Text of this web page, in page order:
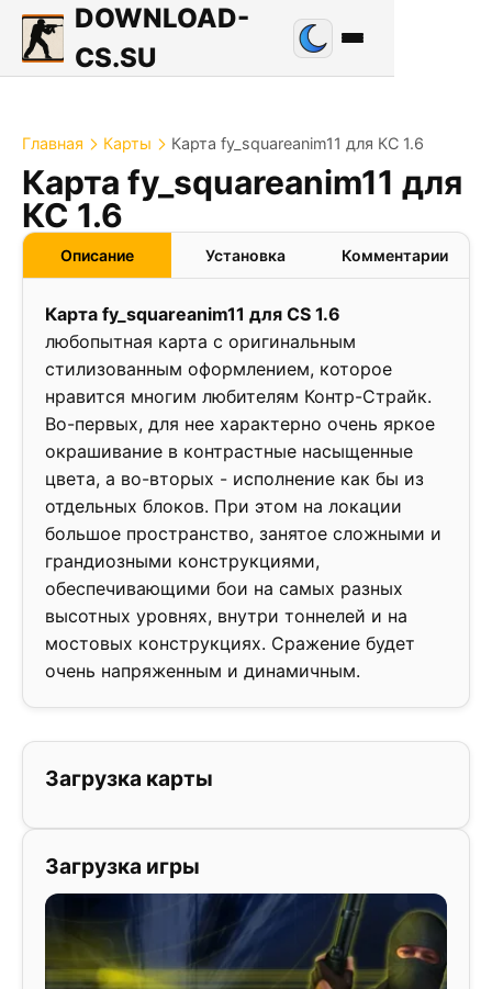
DOWNLOAD-
CS.SU
Главная Карты Карта fy_squareanim11 для КС 1.6
Карта fy_squareanim11 для
КС 1.6
❮ ❯
2.9
Описание Установка Комментарии
Карта fy_squareanim11 для CS 1.6
любопытная карта с оригинальным
стилизованным оформлением, которое
нравится многим любителям Контр-Страйк.
Во-первых, для нее характерно очень яркое
окрашивание в контрастные насыщенные
цвета, а во-вторых - исполнение как бы из
отдельных блоков. При этом на локации
большое пространство, занятое сложными и
грандиозными конструкциями,
обеспечивающими бои на самых разных
высотных уровнях, внутри тоннелей и на
мостовых конструкциях. Сражение будет
очень напряженным и динамичным.
Загрузка карты
Загрузка игры